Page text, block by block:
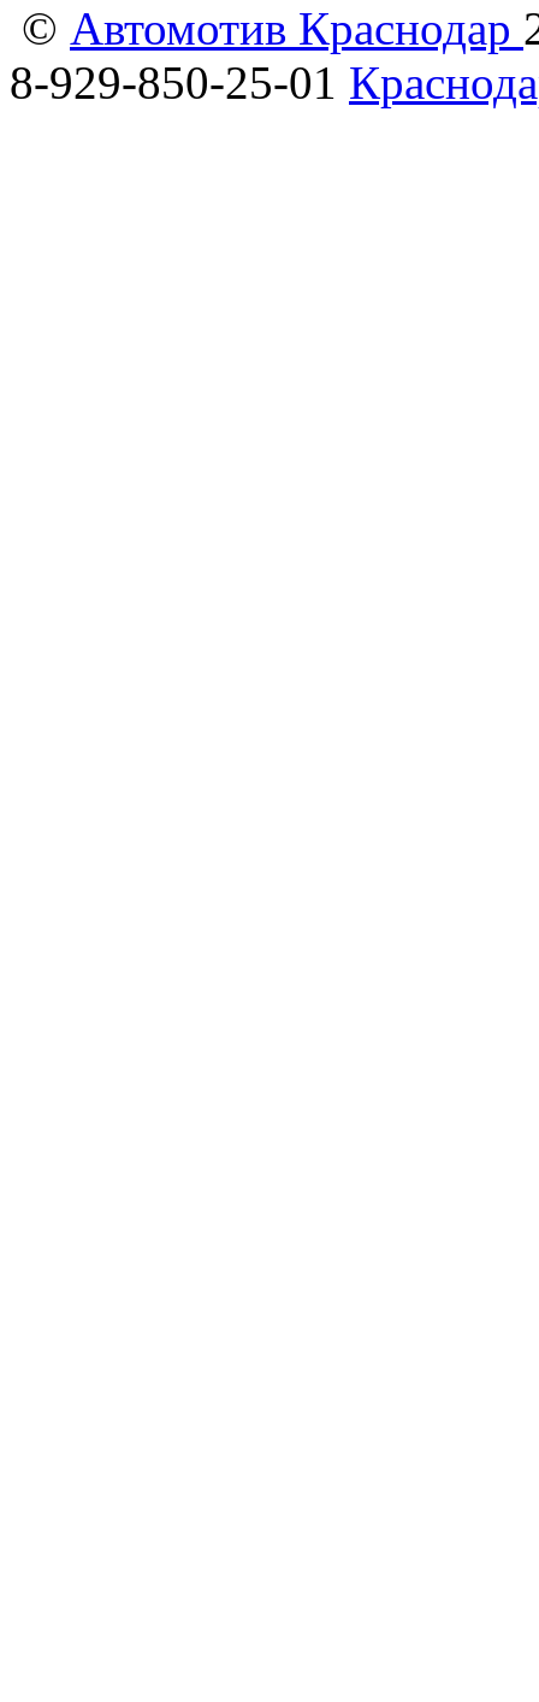
© Автомотив Краснодар
8-929-850-25-01